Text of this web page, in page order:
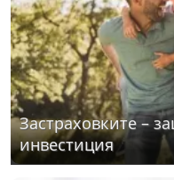
Застраховките –
инвестиция